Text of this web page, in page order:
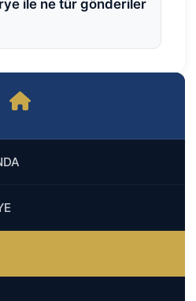
ile ne tür gönderiler